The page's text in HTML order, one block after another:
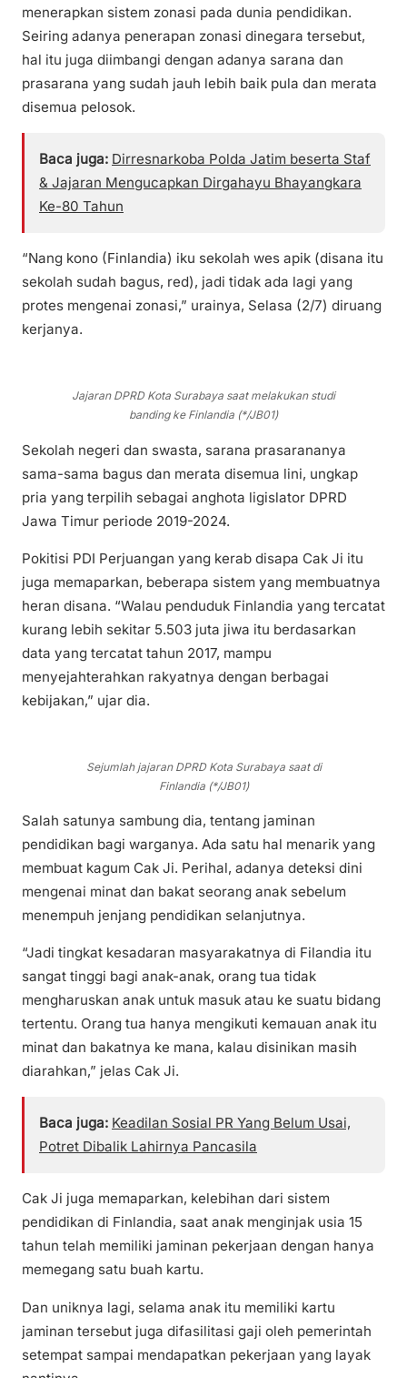
menerapkan sistem zonasi pada dunia pendidikan.
Seiring adanya penerapan zonasi dinegara tersebut,
hal itu juga diimbangi dengan adanya sarana dan
prasarana yang sudah jauh lebih baik pula dan merata
disemua pelosok.
Baca juga: Dirresnarkoba Polda Jatim beserta Staf
& Jajaran Mengucapkan Dirgahayu Bhayangkara
Ke-80 Tahun
“Nang kono (Finlandia) iku sekolah wes apik (disana itu
sekolah sudah bagus, red), jadi tidak ada lagi yang
protes mengenai zonasi,” urainya, Selasa (2/7) diruang
kerjanya.
Jajaran DPRD Kota Surabaya saat melakukan studi
banding ke Finlandia (*/JB01)
Sekolah negeri dan swasta, sarana prasarananya
sama-sama bagus dan merata disemua lini, ungkap
pria yang terpilih sebagai anghota ligislator DPRD
Jawa Timur periode 2019-2024.
Pokitisi PDI Perjuangan yang kerab disapa Cak Ji itu
juga memaparkan, beberapa sistem yang membuatnya
heran disana. “Walau penduduk Finlandia yang tercatat
kurang lebih sekitar 5.503 juta jiwa itu berdasarkan
data yang tercatat tahun 2017, mampu
menyejahterahkan rakyatnya dengan berbagai
kebijakan,” ujar dia.
Sejumlah jajaran DPRD Kota Surabaya saat di
Finlandia (*/JB01)
Salah satunya sambung dia, tentang jaminan
pendidikan bagi warganya. Ada satu hal menarik yang
membuat kagum Cak Ji. Perihal, adanya deteksi dini
mengenai minat dan bakat seorang anak sebelum
menempuh jenjang pendidikan selanjutnya.
“Jadi tingkat kesadaran masyarakatnya di Filandia itu
sangat tinggi bagi anak-anak, orang tua tidak
mengharuskan anak untuk masuk atau ke suatu bidang
tertentu. Orang tua hanya mengikuti kemauan anak itu
minat dan bakatnya ke mana, kalau disinikan masih
diarahkan,” jelas Cak Ji.
Baca juga: Keadilan Sosial PR Yang Belum Usai,
Potret Dibalik Lahirnya Pancasila
Cak Ji juga memaparkan, kelebihan dari sistem
pendidikan di Finlandia, saat anak menginjak usia 15
tahun telah memiliki jaminan pekerjaan dengan hanya
memegang satu buah kartu.
Dan uniknya lagi, selama anak itu memiliki kartu
jaminan tersebut juga difasilitasi gaji oleh pemerintah
setempat sampai mendapatkan pekerjaan yang layak